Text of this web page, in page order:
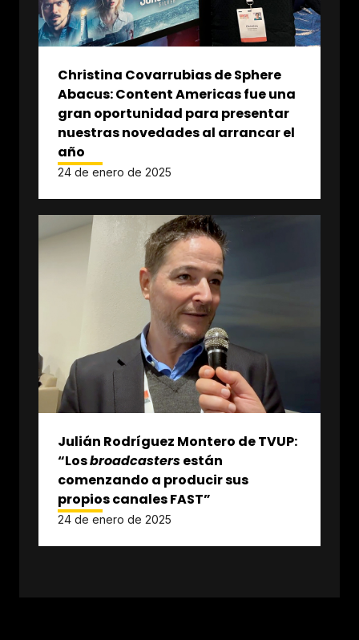
Christina Covarrubias de Sphere
Abacus: Content Americas fue una
gran oportunidad para presentar
nuestras novedades al arrancar el
año
24 de enero de 2025
Julián Rodríguez Montero de TVUP:
“Losbroadcastersestán
comenzando a producir sus
propios canales FAST”
24 de enero de 2025